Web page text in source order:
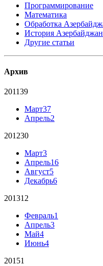
Программирование
Математика
Обработка
История
Другие статьи
Архив
201139
Март37
Апрель2
201230
Март3
Апрель16
Август5
Декабрь6
201312
Февраль1
Апрель3
Май4
Июнь4
20151